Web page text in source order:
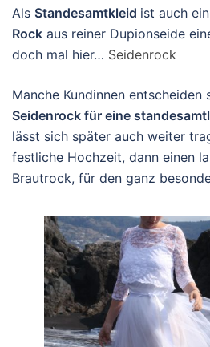
Als Standesamtkleid ist auch
Rock aus reiner Dupionseide
doch mal hier… Seidenrock
Manche Kundinnen entscheiden
Seidenrock für eine
lässt sich später auch weiter
festliche Hochzeit, dann einen
Brautrock, für den ganz